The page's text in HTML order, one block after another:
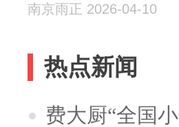
南京雨正 2026-04-10
热点新闻
费大厨“全国